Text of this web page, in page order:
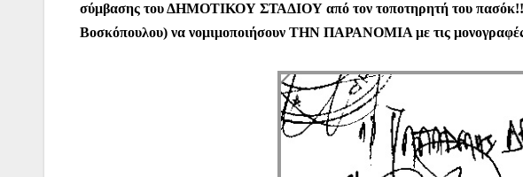
σύμβασης του ΔΗΜΟΤΙΚΟΥ ΣΤΑΔΙΟΥ από τον τοποτηρητή του
Βοσκόπουλου) να νομιμοποιήσουν ΤΗΝ ΠΑΡΑΝΟΜΙΑ με τις